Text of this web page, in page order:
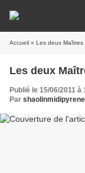
Accueil » Les deux Maîtres
Les deux
Publié le 15/06/2011 à
Par